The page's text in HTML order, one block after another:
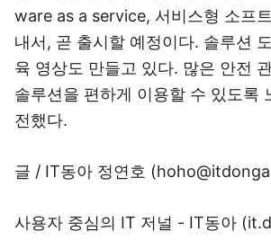
ware as a service, 서비스형 소프
내서, 곧 출시할 예정이다. 솔루션
육 영상도 만들고 있다. 많은 안전
솔루션을 편하게 이용할 수 있도록
전했다.
글 / IT동아 정연호
사용자 중심의 IT 저널 - IT동아 (